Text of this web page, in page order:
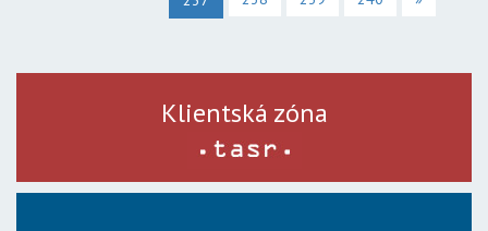
Klientská zóna